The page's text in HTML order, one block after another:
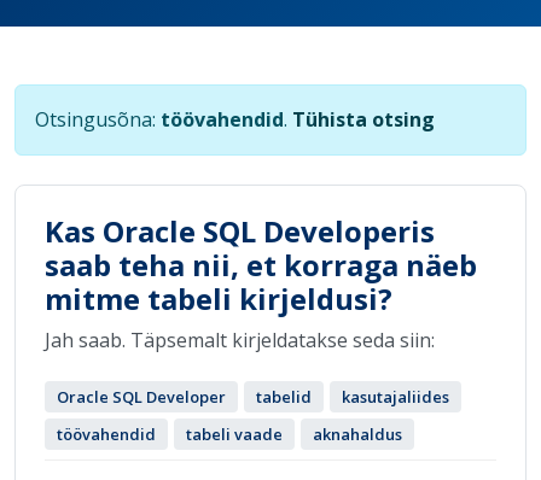
Otsingusõna: töövahendid. Tühista otsing
Kas Oracle SQL Developeris
saab teha nii, et korraga näeb
mitme tabeli kirjeldusi?
Jah saab. Täpsemalt kirjeldatakse seda siin:
Oracle SQL Developer tabelid
kasutajaliides
töövahendid
tabeli vaade aknahaldus